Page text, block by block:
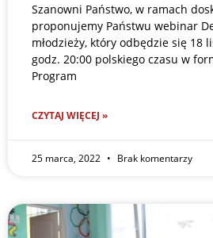
Szanowni Państwo, w ramach
proponujemy Państwu webinar
młodzieży, który odbędzie się 18
godz. 20:00 polskiego czasu w
Program
CZYTAJ WIĘCEJ »
25 marca, 2022 Brak komentarzy